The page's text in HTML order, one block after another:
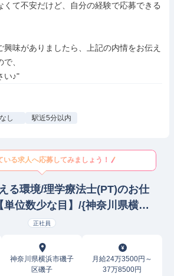
くて不安だけど、自分の経験で応募できる
興味がありましたら、上記の内情をお伝え
、
い♪"
し 駅近5分以内
いる求人へ応募してみましょう！
る環境/理学療法士(PT)のお仕
単位数少な目】/{神奈川県横浜
市磯子区} KKR
正社員
神奈川県横浜市磯子
区磯子
月給24万3500円～
37万8500円